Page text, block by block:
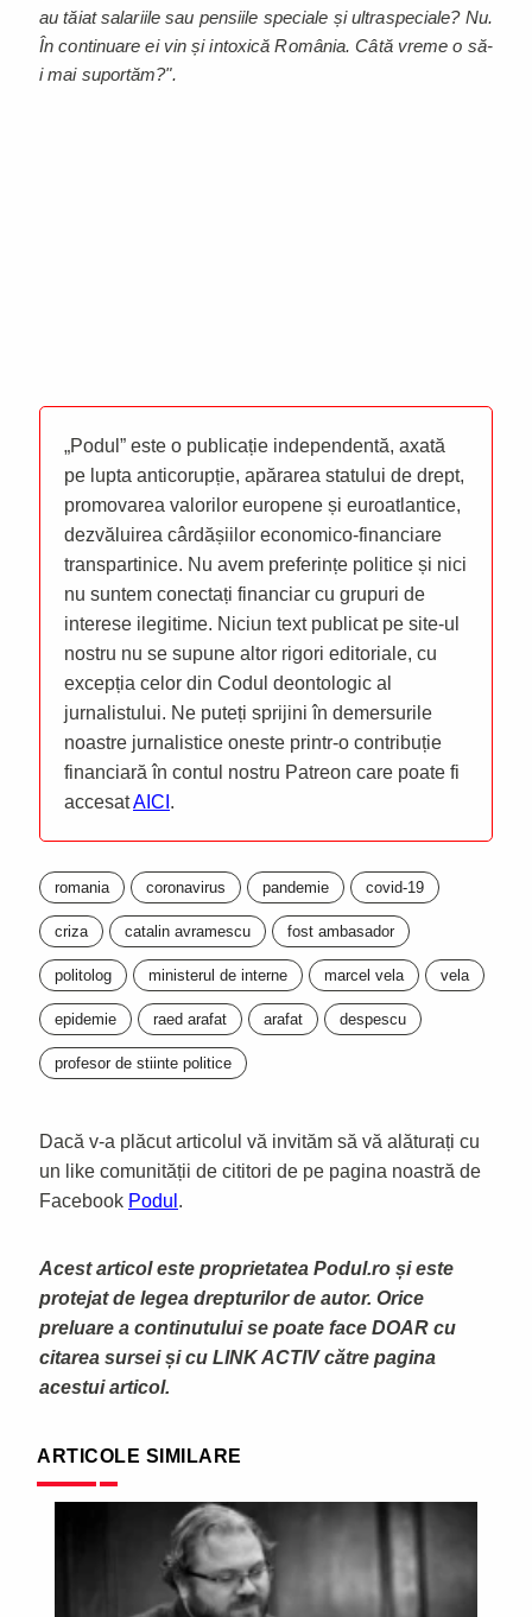
au tăiat salariile sau pensiile speciale și ultraspeciale? Nu.
În continuare ei vin și intoxică România. Câtă vreme o să-
i mai suportăm?".
„Podul” este o publicație independentă, axată
pe lupta anticorupție, apărarea statului de drept,
promovarea valorilor europene și euroatlantice,
dezvăluirea cârdășiilor economico-financiare
transpartinice. Nu avem preferințe politice și nici
nu suntem conectați financiar cu grupuri de
interese ilegitime. Niciun text publicat pe site-ul
nostru nu se supune altor rigori editoriale, cu
excepția celor din Codul deontologic al
jurnalistului. Ne puteți sprijini în demersurile
noastre jurnalistice oneste printr-o contribuție
financiară în contul nostru Patreon care poate fi
accesatAICI .
romania coronavirus pandemie covid-19
criza catalin avramescu fost ambasador
politolog ministerul de interne marcel vela vela
epidemie raed arafat arafat despescu
profesor de stiinte politice
Dacă v-a plăcut articolul vă invităm să vă alăturați cu
un like comunității de cititori de pe pagina noastră de
Facebook Podul .
Acest articol este proprietatea Podul.ro și este
protejat de legea drepturilor de autor. Orice
preluare a continutului se poate face DOAR cu
citarea sursei și cu LINK ACTIV către pagina
acestui articol.
ARTICOLE SIMILARE